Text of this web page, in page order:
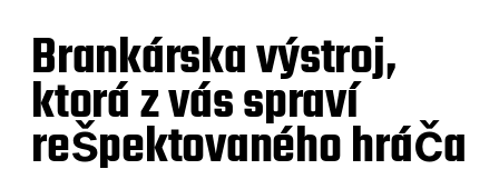
Brankárska výstroj,
ktorá z vás spraví
rešpektovaného hráča